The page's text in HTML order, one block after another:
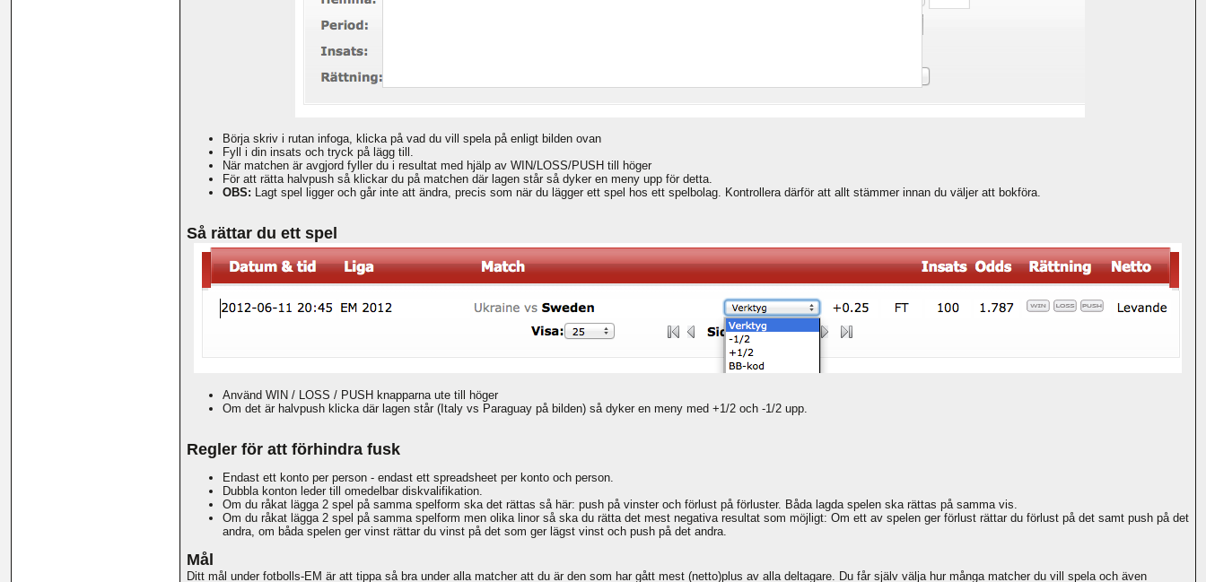
Börja skriv i rutan infoga, klicka på vad du vill spela på enligt bilden ovan
Fyll i din insats och tryck på lägg till.
När matchen är avgjord fyller du i resultat med hjälp av WIN/LOSS/PUSH till höger
För att rätta halvpush så klickar du på matchen där lagen står så dyker en meny upp för detta.
OBS: Lagt spel ligger och går inte att ändra, precis som när du lägger ett spel hos ett spelbolag. Kontrollera därför att allt stämmer innan du väljer att bokföra.
Så rättar du ett spel
Använd WIN / LOSS / PUSH knapparna ute till höger
Om det är halvpush klicka där lagen står (Italy vs Paraguay på bilden) så dyker en meny med +1/2 och -1/2 upp.
Regler för att förhindra fusk
Endast ett konto per person - endast ett spreadsheet per konto och person.
Dubbla konton leder till omedelbar diskvalifikation.
Om du råkat lägga 2 spel på samma spelform ska det rättas så här: push på vinster och förlust på förluster. Båda lagda spelen ska rättas på samma vis.
Om du råkat lägga 2 spel på samma spelform men olika linor så ska du rätta det mest negativa resultat som möjligt: Om ett av spelen ger förlust rättar du förlust på det samt push på det
andra, om båda spelen ger vinst rättar du vinst på det som ger lägst vinst och push på det andra.
Mål
Ditt mål under fotbolls-EM är att tippa så bra under alla matcher att du är den som har gått mest (netto)plus av alla deltagare. Du får själv välja hur många matcher du vill spela och även